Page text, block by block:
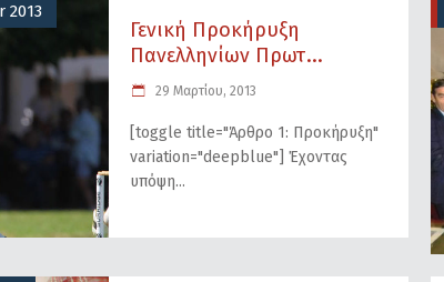
2013
Γενική Προκήρυξη
Πανελληνίων Πρωτ...
29 Μαρτίου, 2013
[toggle title="Άρθρο 1: Προκήρυξη"
variation="deepblue"] Έχοντας
υπόψη